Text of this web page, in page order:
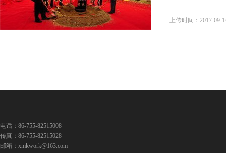
上传时间：2017-09-
电话：86-755-82515008
传真：86-755-82515028
邮箱：xmkwork@163.com